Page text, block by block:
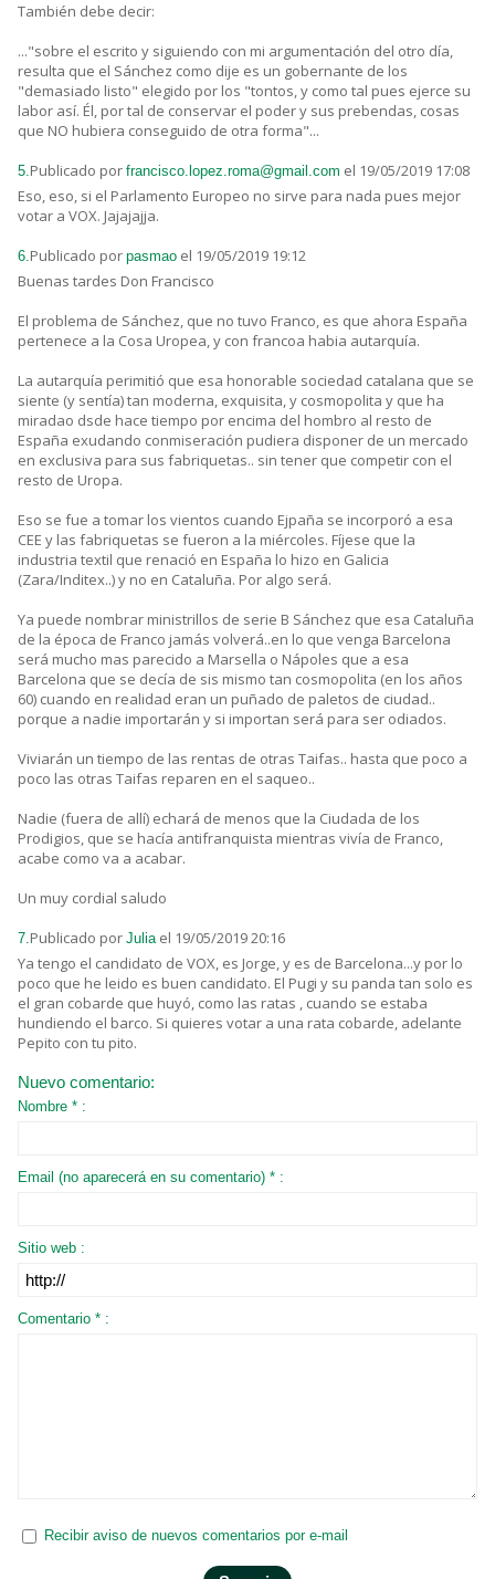
También debe decir:
..."sobre el escrito y siguiendo con mi argumentación del otro día,
resulta que el Sánchez como dije es un gobernante de los
"demasiado listo" elegido por los "tontos, y como tal pues ejerce su
labor así. Él, por tal de conservar el poder y sus prebendas, cosas
que NO hubiera conseguido de otra forma"...
5.Publicado por francisco.lopez.roma@gmail.com el 19/05/2019 17:08
Eso, eso, si el Parlamento Europeo no sirve para nada pues mejor
votar a VOX. Jajajajja.
6.Publicado por pasmao el 19/05/2019 19:12
Buenas tardes Don Francisco
El problema de Sánchez, que no tuvo Franco, es que ahora España
pertenece a la Cosa Uropea, y con francoa habia autarquía.
La autarquía perimitió que esa honorable sociedad catalana que se
siente (y sentía) tan moderna, exquisita, y cosmopolita y que ha
miradao dsde hace tiempo por encima del hombro al resto de
España exudando conmiseración pudiera disponer de un mercado
en exclusiva para sus fabriquetas.. sin tener que competir con el
resto de Uropa.
Eso se fue a tomar los vientos cuando Ejpaña se incorporó a esa
CEE y las fabriquetas se fueron a la miércoles. Fíjese que la
industria textil que renació en España lo hizo en Galicia
(Zara/Inditex..) y no en Cataluña. Por algo será.
Ya puede nombrar ministrillos de serie B Sánchez que esa Cataluña
de la época de Franco jamás volverá..en lo que venga Barcelona
será mucho mas parecido a Marsella o Nápoles que a esa
Barcelona que se decía de sis mismo tan cosmopolita (en los años
60) cuando en realidad eran un puñado de paletos de ciudad..
porque a nadie importarán y si importan será para ser odiados.
Viviarán un tiempo de las rentas de otras Taifas.. hasta que poco a
poco las otras Taifas reparen en el saqueo..
Nadie (fuera de allí) echará de menos que la Ciudada de los
Prodigios, que se hacía antifranquista mientras vivía de Franco,
acabe como va a acabar.
Un muy cordial saludo
7.Publicado por Julia el 19/05/2019 20:16
Ya tengo el candidato de VOX, es Jorge, y es de Barcelona...y por lo
poco que he leido es buen candidato. El Pugi y su panda tan solo es
el gran cobarde que huyó, como las ratas , cuando se estaba
hundiendo el barco. Si quieres votar a una rata cobarde, adelante
Pepito con tu pito.
Nuevo comentario:
Nombre * :
Email (no aparecerá en su comentario) * :
Sitio web :
Comentario * :
Recibir aviso de nuevos comentarios por e-mail